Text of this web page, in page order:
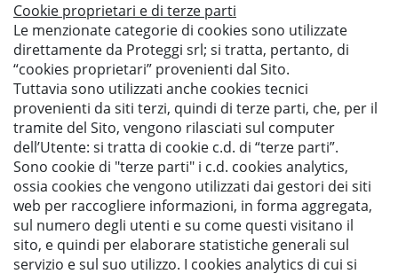
Cookie proprietari e di terze parti
Le menzionate categorie di cookies sono utilizzate
direttamente da Proteggi srl; si tratta, pertanto, di
“cookies proprietari” provenienti dal Sito.
Tuttavia sono utilizzati anche cookies tecnici
provenienti da siti terzi, quindi di terze parti, che, per il
tramite del Sito, vengono rilasciati sul computer
dell’Utente: si tratta di cookie c.d. di “terze parti”.
Sono cookie di "terze parti" i c.d. cookies analytics,
ossia cookies che vengono utilizzati dai gestori dei siti
web per raccogliere informazioni, in forma aggregata,
sul numero degli utenti e su come questi visitano il
sito, e quindi per elaborare statistiche generali sul
servizio e sul suo utilizzo. I cookies analytics di cui si